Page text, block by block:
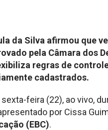
da Silva afirmou que
pela Câmara dos
regras de
cadastrados.
feira (22), ao vivo,
por Cissa
(EBC).